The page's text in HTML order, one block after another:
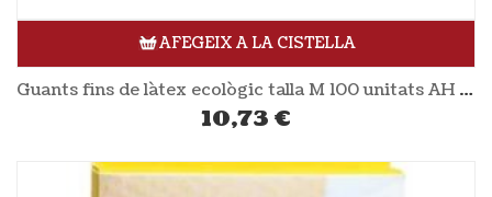
AFEGEIX A LA CISTELLA
Guants fins de làtex ecològic talla M 100 unitats AH TABLE
10,73 €